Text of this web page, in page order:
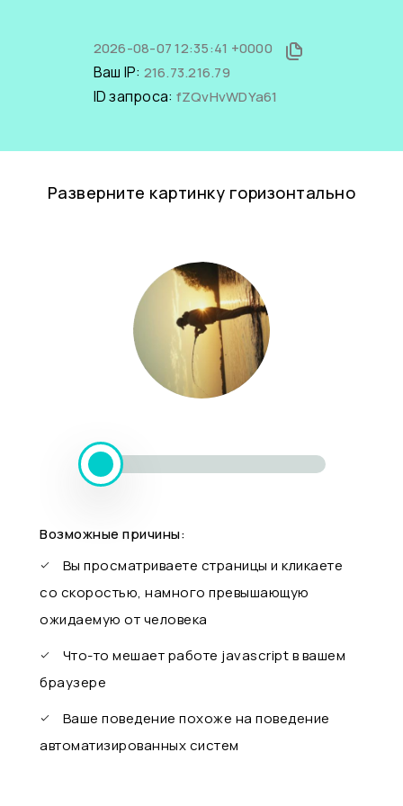
2026-08-07 12:35:41 +0000
Ваш IP: 216.73.216.79
ID запроса: fZQvHvWDYa61
Разверните картинку горизонтально
Возможные причины:
Вы просматриваете страницы и кликаете
со скоростью, намного превышающую
ожидаемую от человека
Что-то мешает работе javascript в вашем
браузере
Ваше поведение похоже на поведение
автоматизированных систем